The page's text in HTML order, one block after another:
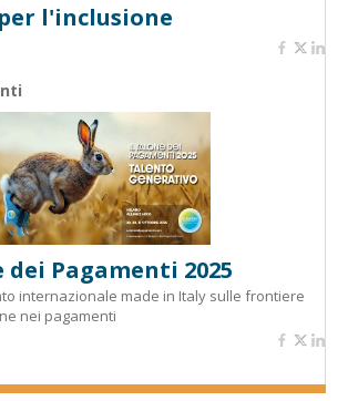
l'inclusione
dei Pagamenti 2025
internazionale made in Italy sulle frontiere
nei pagamenti